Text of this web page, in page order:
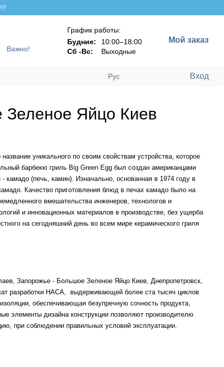
Важно!
График работы:
Будние:
10:00–18:00
Сб -Вс:
Выходные
Мой заказ
Рус Вход
Зеленое Яйцо Киев
уникального по своим свойствам устройства, которое
барбекю гриль Big Green Egg был создан американцами
камадо (печь, камин). Изначально, основанная в 1974 году в
Качество приготовления блюд в печах камадо было на
вмешательства инженеров, технологов и
и инновационных материалов в производстве, без ущерба
на сегодняшний день во всем мире керамического гриля
Запорожье - Большое Зеленое Яйцо Киев, Днепропетровск,
разработки НАСА, выдерживающей более ста тысяч циклов
обеспечивающая безупречную сочность продукта,
элементы дизайна конструкции позволяют производителю
при соблюдении правильных условий эксплуатации.